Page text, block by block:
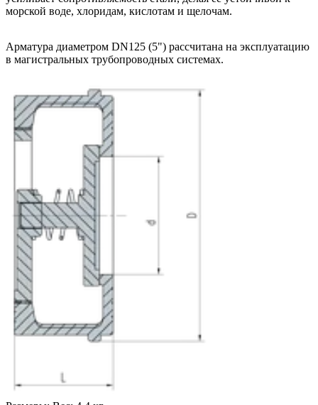
морской воде, хлоридам, кислотам и щелочам.
Арматура диаметром DN125 (5") рассчитана на эксплуатацию
в магистральных трубопроводных системах.